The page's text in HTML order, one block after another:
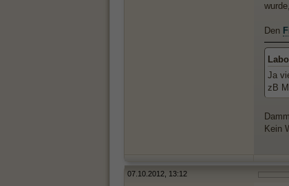
Den
Ja
zB
Kein
07.10.2012, 13:12